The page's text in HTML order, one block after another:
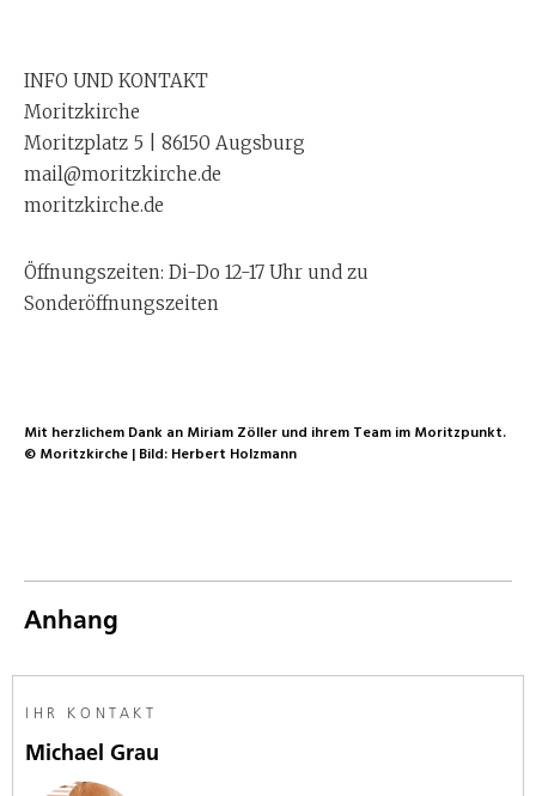
INFO UND KONTAKT
Moritzkirche
Moritzplatz 5 | 86150 Augsburg
mail@moritzkirche.de
moritzkirche.de
Öffnungszeiten: Di-Do 12-17 Uhr und zu
Sonderöffnungszeiten
Mit herzlichem Dank an Miriam Zöller und ihrem Team im Moritzpunkt.
© Moritzkirche | Bild: Herbert Holzmann
Anhang
IHR KONTAKT
Michael Grau